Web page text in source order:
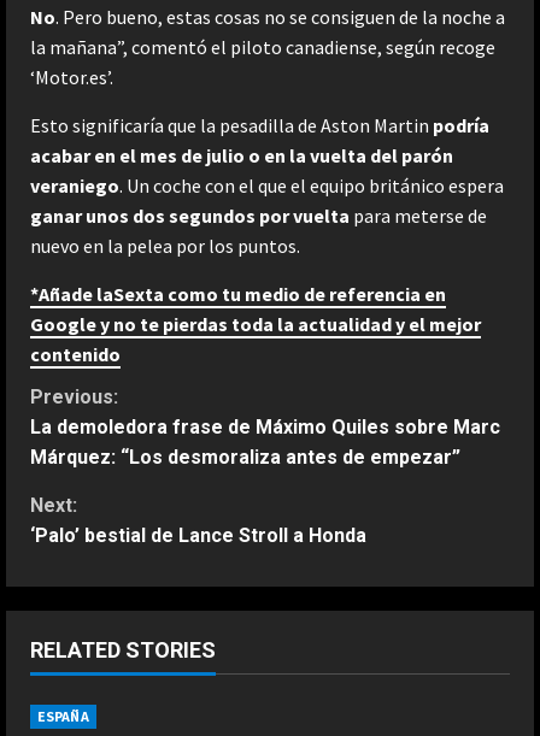
No. Pero bueno, estas cosas no se consiguen de la noche a
la mañana”, comentó el piloto canadiense, según recoge
‘Motor.es’.
Esto significaría que la pesadilla de Aston Martin podría
acabar en el mes de julio o en la vuelta del parón
veraniego. Un coche con el que el equipo británico espera
ganar unos dos segundos por vuelta para meterse de
nuevo en la pelea por los puntos.
*Añade laSexta como tu medio de referencia en
Google y no te pierdas toda la actualidad y el mejor
contenido
C
o
n
i
n
u
Previous:
La demoledora frase de Máximo Quiles sobre Marc
Márquez: “Los desmoraliza antes de empezar”
Next:
‘Palo’ bestial de Lance Stroll a Honda
RELATED STORIES
ESPAÑA